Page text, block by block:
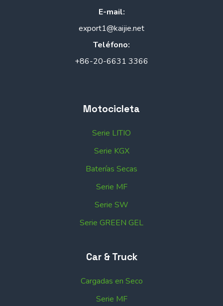
E-mail:
export1@kaijie.net
Teléfono:
+86-20-6631 3366
Motocicleta
Serie LITIO
Serie KGX
Baterías Secas
Serie MF
Serie SW
Serie GREEN GEL
Car & Truck
Cargadas en Seco
Serie MF